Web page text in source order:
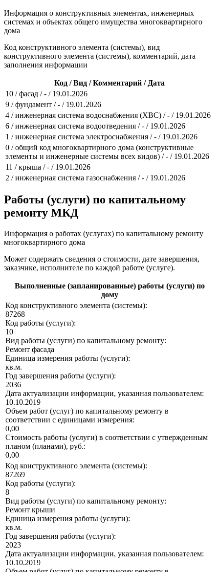
Информация о конструктивных элементах, инженерных
системах и объектах общего имущества многоквартирного
дома
Код конструктивного элемента (системы), вид
конструктивного элемента (системы), комментарий, дата
заполнения информации
Код / Вид / Комментарий / Дата
10 / фасад / - / 19.01.2026
9 / фундамент / - / 19.01.2026
4 / инженерная система водоснабжения (ХВС) / - / 19.01.2026
6 / инженерная система водоотведения / - / 19.01.2026
1 / инженерная система электроснабжения / - / 19.01.2026
0 / общий код многоквартирного дома (конструктивные
элементы и инженерные системы всех видов) / - / 19.01.2026
11 / крыша / - / 19.01.2026
2 / инженерная система газоснабжения / - / 19.01.2026
Работы (услуги) по капитальному
ремонту МКД
Информация о работах (услугах) по капитальному ремонту
многоквартирного дома
Может содержать сведения о стоимости, дате завершения,
заказчике, исполнителе по каждой работе (услуге).
Выполненные (запланированные) работы (услуги) по
дому
Код конструктивного элемента (системы):
87268
Код работы (услуги):
10
Вид работы (услуги) по капитальному ремонту:
Ремонт фасада
Единица измерения работы (услуги):
кв.м.
Год завершения работы (услуги):
2036
Дата актуализации информации, указанная пользователем:
10.10.2019
Объем работ (услуг) по капитальному ремонту в
соответствии с единицами измерения:
0,00
Стоимость работы (услуги) в соответствии с утвержденным
планом (планами), руб.:
0,00
Код конструктивного элемента (системы):
87269
Код работы (услуги):
8
Вид работы (услуги) по капитальному ремонту:
Ремонт крыши
Единица измерения работы (услуги):
кв.м.
Год завершения работы (услуги):
2023
Дата актуализации информации, указанная пользователем:
10.10.2019